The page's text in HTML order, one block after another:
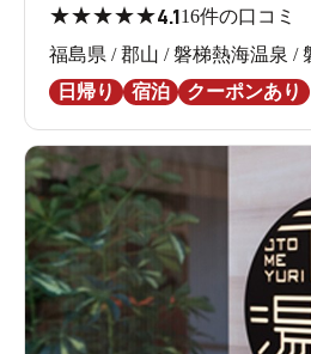
★★★★★4.116件の口コミ
福島県 / 郡山 / 磐梯熱海温泉 /
日帰り
宿泊 クーポンあり